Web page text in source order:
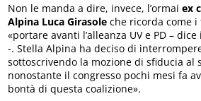
Non le manda a dire, invece, l’ormaiex
Alpina Luca Girasole che ricorda come
«portare avanti l’alleanza UV e PD –
-. Stella Alpina ha deciso di
sottoscrivendo la mozione di sfiducia al
nonostante il congresso pochi mesi fa
bontà di questa coalizione».